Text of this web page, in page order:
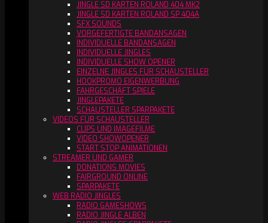
JINGLE SD KARTEN ROLAND 404 MK2
JINGLE SD KARTEN ROLAND SP 404A
SFX SOUNDS
VORGEFERTIGTE BANDANSAGEN
INDIVIDUELLE BANDANSAGEN
INDIVIDUELLE JINGLES
INDIVIDUELLE SHOW OPENER
EINZELNE JINGLES FÜR SCHAUSTELLER
HOOKPROMO EIGENWERBUNG
FAHRGESCHÄFT SPIELE
JINGLEPAKETE
SCHAUSTELLER SPARPAKETE
VIDEOS FÜR SCHAUSTELLER
CLIPS UND IMAGEFILME
VIDEO SHOWOPENER
START STOP ANIMATIONEN
STREAMER UND GAMER
DONATIONS MOVIES
FAIRGROUND ONLINE
SPARPAKETE
WEB RADIO JINGLES
RADIO GAMESHOWS
RADIO JINGLE ALBEN